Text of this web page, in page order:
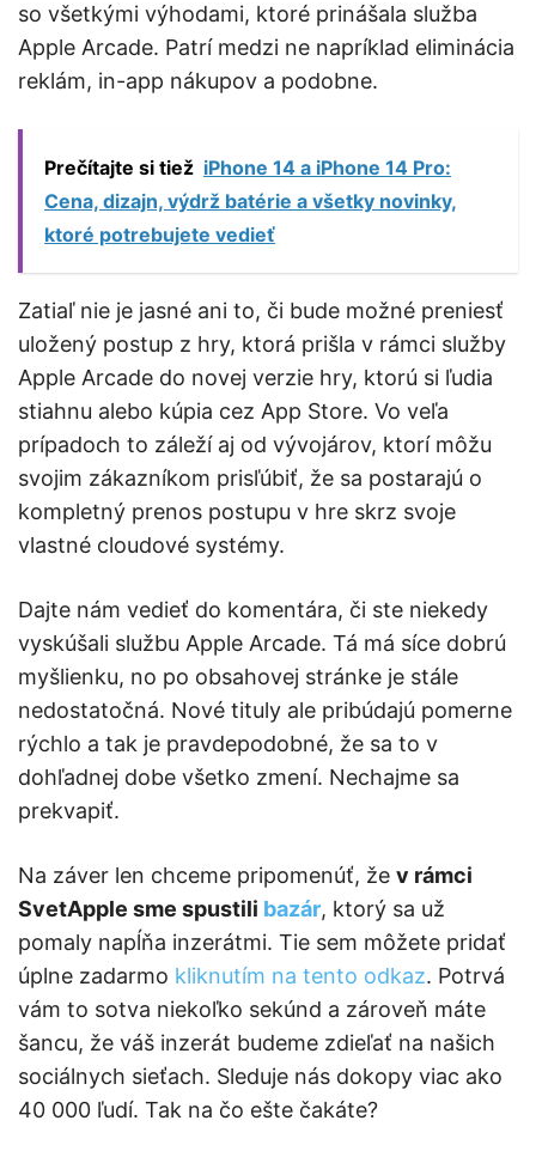
so všetkými výhodami, ktoré prinášala služba
Apple Arcade. Patrí medzi ne napríklad eliminácia
reklám, in-app nákupov a podobne.
Prečítajte si tiež iPhone 14 a iPhone 14 Pro:
Cena, dizajn, výdrž batérie a všetky novinky,
ktoré potrebujete vedieť
Zatiaľ nie je jasné ani to, či bude možné preniesť
uložený postup z hry, ktorá prišla v rámci služby
Apple Arcade do novej verzie hry, ktorú si ľudia
stiahnu alebo kúpia cez App Store. Vo veľa
prípadoch to záleží aj od vývojárov, ktorí môžu
svojim zákazníkom prisľúbiť, že sa postarajú o
kompletný prenos postupu v hre skrz svoje
vlastné cloudové systémy.
Dajte nám vedieť do komentára, či ste niekedy
vyskúšali službu Apple Arcade. Tá má síce dobrú
myšlienku, no po obsahovej stránke je stále
nedostatočná. Nové tituly ale pribúdajú pomerne
rýchlo a tak je pravdepodobné, že sa to v
dohľadnej dobe všetko zmení. Nechajme sa
prekvapiť.
Na záver len chceme pripomenúť, že v rámci
SvetApple sme spustili bazár, ktorý sa už
pomaly napĺňa inzerátmi. Tie sem môžete pridať
úplne zadarmo kliknutím na tento odkaz. Potrvá
vám to sotva niekoľko sekúnd a zároveň máte
šancu, že váš inzerát budeme zdieľať na našich
sociálnych sieťach. Sleduje nás dokopy viac ako
40 000 ľudí. Tak na čo ešte čakáte?